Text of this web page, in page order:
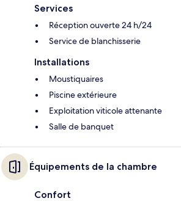
Services
Réception ouverte 24 h/24
Service de blanchisserie
Installations
Moustiquaires
Piscine extérieure
Exploitation viticole attenante
Salle de banquet
Équipements de la chambre
Confort